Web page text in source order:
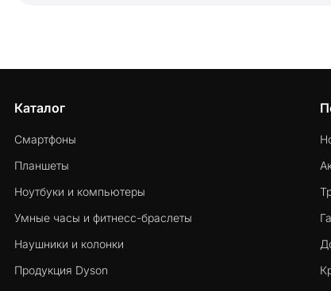
Каталог
Смартфоны
Планшеты
Ноутбуки и компьютеры
Умные часы и фитнесс-браслеты
Наушники и колонки
Продукция Dyson